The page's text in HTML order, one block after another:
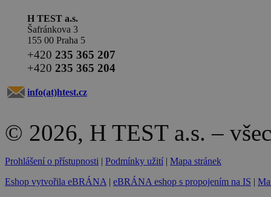
H TEST a.s.
Šafránkova 3
155 00 Praha 5
+420 235 365 207
+420 235 365 204
info(at)htest.cz
© 2026, H TEST a.s. –
Prohlášení o přístupnosti | Podmínky užití | Mapa stránek
Eshop vytvořila eBRÁNA | eBRÁNA eshop s propojením na IS |